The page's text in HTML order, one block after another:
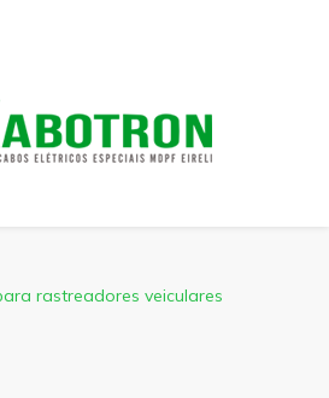
rastreadores veiculares